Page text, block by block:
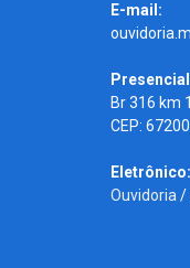
E-mail:
Br 316 km
CEP:
Eletrônico:
Ouvidoria /